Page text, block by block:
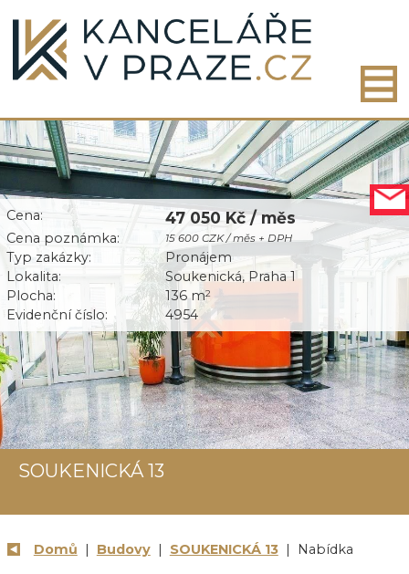
Cena: 47 050 Kč / měs
Cena poznámka: 15 600 CZK / měs + DPH
Typ zakázky:
Pronájem
Lokalita:
Soukenická, Praha 1
Plocha:
136 m2
Evidenční číslo: 4954
SOUKENICKÁ 13
Domů | Budovy| SOUKENICKÁ 13| Nabídka